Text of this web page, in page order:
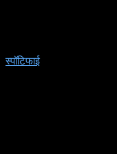
स्पॉटिफाई